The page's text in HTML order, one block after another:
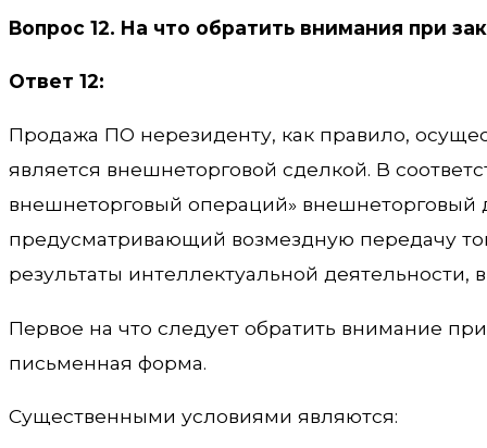
Вопрос 12. На что обратить внимания при
Ответ 12:
Продажа ПО нерезиденту, как правило,
является внешнеторговой сделкой. В
внешнеторговый операций»
предусматривающий возмездную передачу
результаты интеллектуальной деятельности,
Первое на что следует обратить внимание
письменная форма.
Существенными условиями являются: